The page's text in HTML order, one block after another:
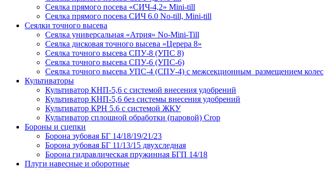
Сеялка прямого посева «СИЧ-4,2» Mini-till
Сеялка прямого посева СИЧ 6.0 No-till, Mini-till
Сеялки точного высева
Сеялка универсальная «Атрия» No-Mini-Till
Сеялка дисковая точного высева «Церера 8»
Сеялка точного высева СПУ-8 (УПС 8)
Сеялка точного высева СПУ-6 (УПС-6)
Сеялка точного высева УПС-4 (СПУ-4) с межсекционным размещением колес
Культиваторы
Культиватор КНП-5,6 с системой внесения удобрений
Культиватор КНП-5,6 без системы внесения удобрений
Культиватор КРН 5.6 с системой ЖКУ
Культиватор сплошной обработки (паровой) Crop
Бороны и сцепки
Борона зубовая БГ 14/18/19/21/23
Борона зубовая БГ 11/13/15 двухследная
Борона гидравлическая пружинная БГП 14/18
Плуги навесные и оборотные